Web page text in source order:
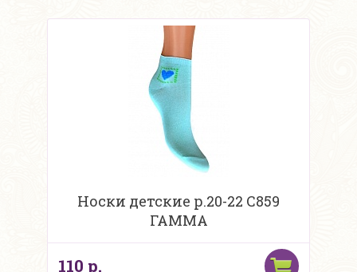
Носки детские р.20-22 С859
ГАММА
110 р.